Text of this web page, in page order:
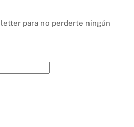
para no perderte ningún